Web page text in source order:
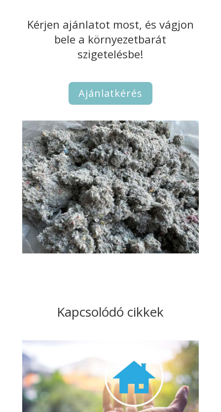
Kérjen ajánlatot most, és vágjon
bele a környezetbarát
szigetelésbe!
Ajánlatkérés
Kapcsolódó cikkek